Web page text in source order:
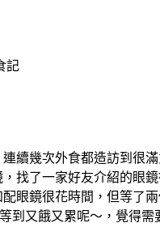
記
續幾次外食都造訪到很
，找了一家好友介紹的眼
配眼鏡很花時間，但等了
到又餓又累呢～，覺得需